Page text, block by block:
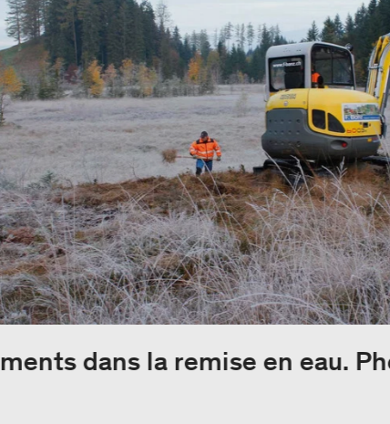
dans la remise en eau.